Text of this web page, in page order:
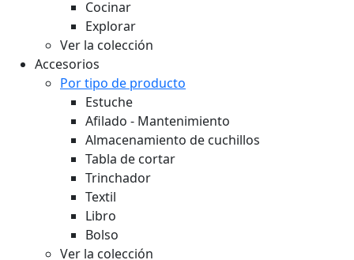
Cocinar
Explorar
Ver la colección
Accesorios
Por tipo de producto
Estuche
Afilado - Mantenimiento
Almacenamiento de cuchillos
Tabla de cortar
Trinchador
Textil
Libro
Bolso
Ver la colección